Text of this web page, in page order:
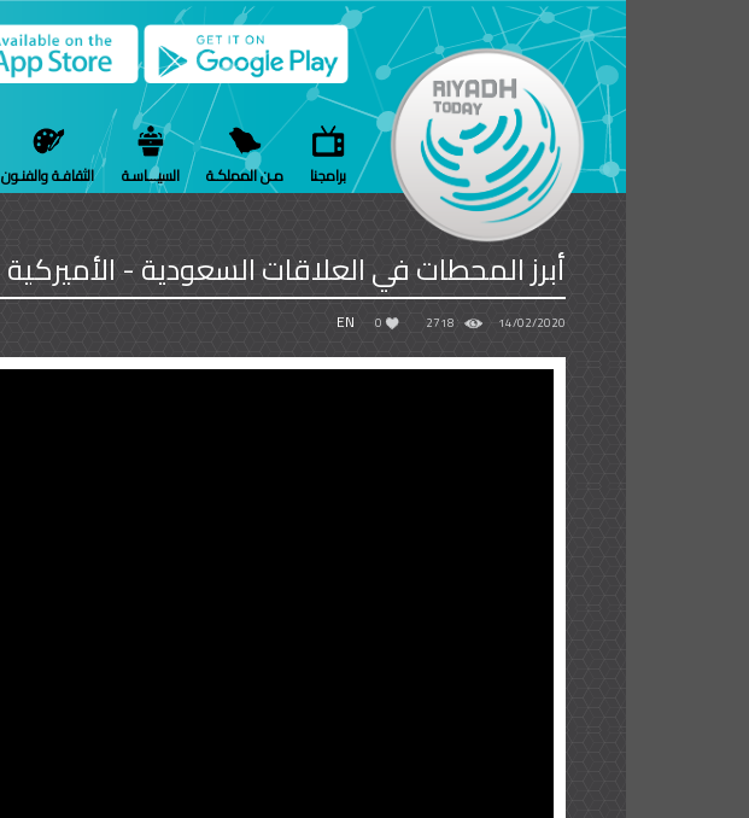
برامجنا مـن المملكـة السيـــاسـة الثقافـة والفنـون
أبرز المحطات في العلاقات السعودية - الأميركية
14/02/2020
2718
0
EN